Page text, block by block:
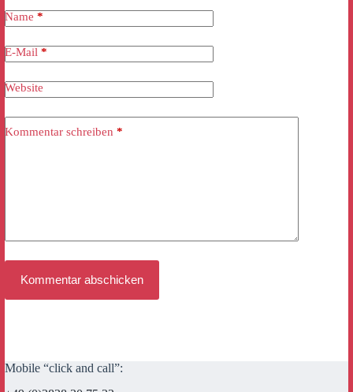
Name *
E-Mail *
Website
Kommentar schreiben *
Kommentar abschicken
Mobile “click and call”: